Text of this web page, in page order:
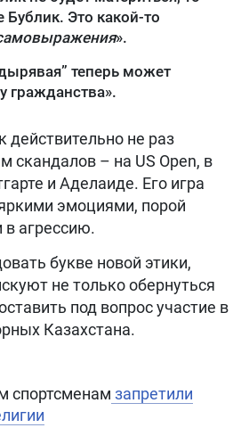
Бублик. Это какой-то
».
теперь может
гражданства».
действительно не раз
скандалов – на US Open, в
и Аделаиде. Его игра
эмоциями, порой
агрессию.
букве новой этики,
не только обернуться
под вопрос участие в
Казахстана.
спортсменам запретили